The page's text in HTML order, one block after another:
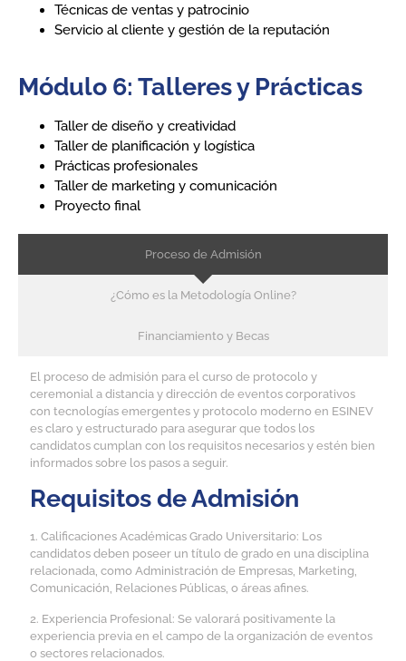
Técnicas de ventas y patrocinio
Servicio al cliente y gestión de la reputación
Módulo 6: Talleres y Prácticas
Taller de diseño y creatividad
Taller de planificación y logística
Prácticas profesionales
Taller de marketing y comunicación
Proyecto final
Proceso de Admisión​
¿Cómo es la Metodología Online?​
Financiamiento y Becas​
El proceso de admisión para el curso de protocolo y
ceremonial a distancia y dirección de eventos corporativos
con tecnologías emergentes y protocolo moderno en ESINEV
es claro y estructurado para asegurar que todos los
candidatos cumplan con los requisitos necesarios y estén bien
informados sobre los pasos a seguir.
Requisitos de Admisión
1. Calificaciones Académicas Grado Universitario: Los
candidatos deben poseer un título de grado en una disciplina
relacionada, como Administración de Empresas, Marketing,
Comunicación, Relaciones Públicas, o áreas afines.
2. Experiencia Profesional: Se valorará positivamente la
experiencia previa en el campo de la organización de eventos
o sectores relacionados.